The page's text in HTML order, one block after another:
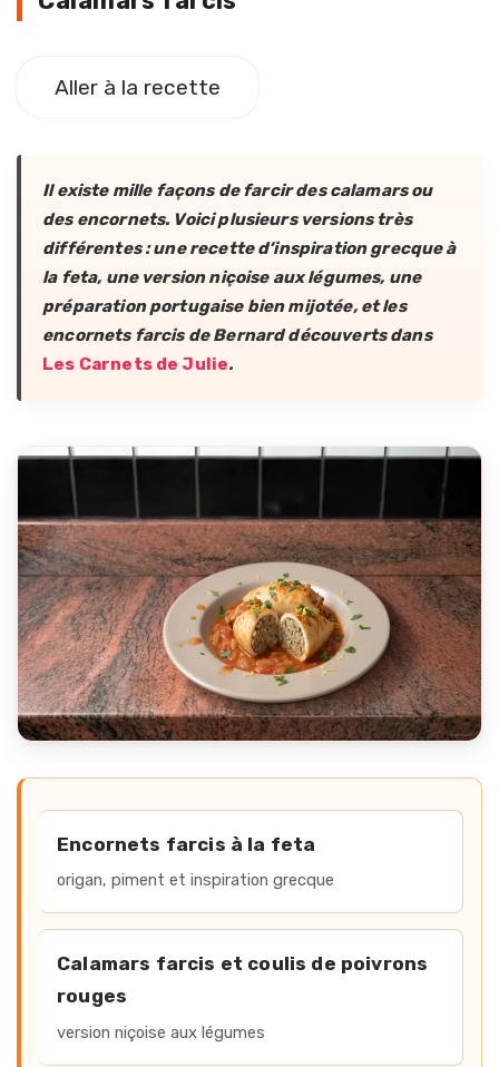
Aller à la recette
Il existe mille façons de farcir des calamars ou
des encornets. Voici plusieurs versions très
différentes : une recette d’inspiration grecque à
la feta, une version niçoise aux légumes, une
préparation portugaise bien mijotée, et les
encornets farcis de Bernard découverts dans
Les Carnets de Julie.
Accès rapide aux recettes de
Encornets farcis à la feta
origan, piment et inspiration grecque
Calamars farcis et coulis de poivrons
rouges
version niçoise aux légumes